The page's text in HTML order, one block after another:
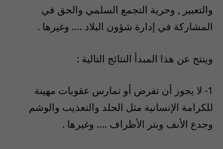
والتعبير , وحرية التجمع السلمي والحق في
المشاركة في إدارة شؤون البلاد …. وغيرها .
وينتج عن هذا المبدأ النتائج التالية :
1- لا يجوز أن تفرض أو تمارس عقوبات مهينة
للكرامة الإنسانية مثل الجلد والتعذيب والوشم
وجدع الأنف وبتر الأطراف …. وغيرها .